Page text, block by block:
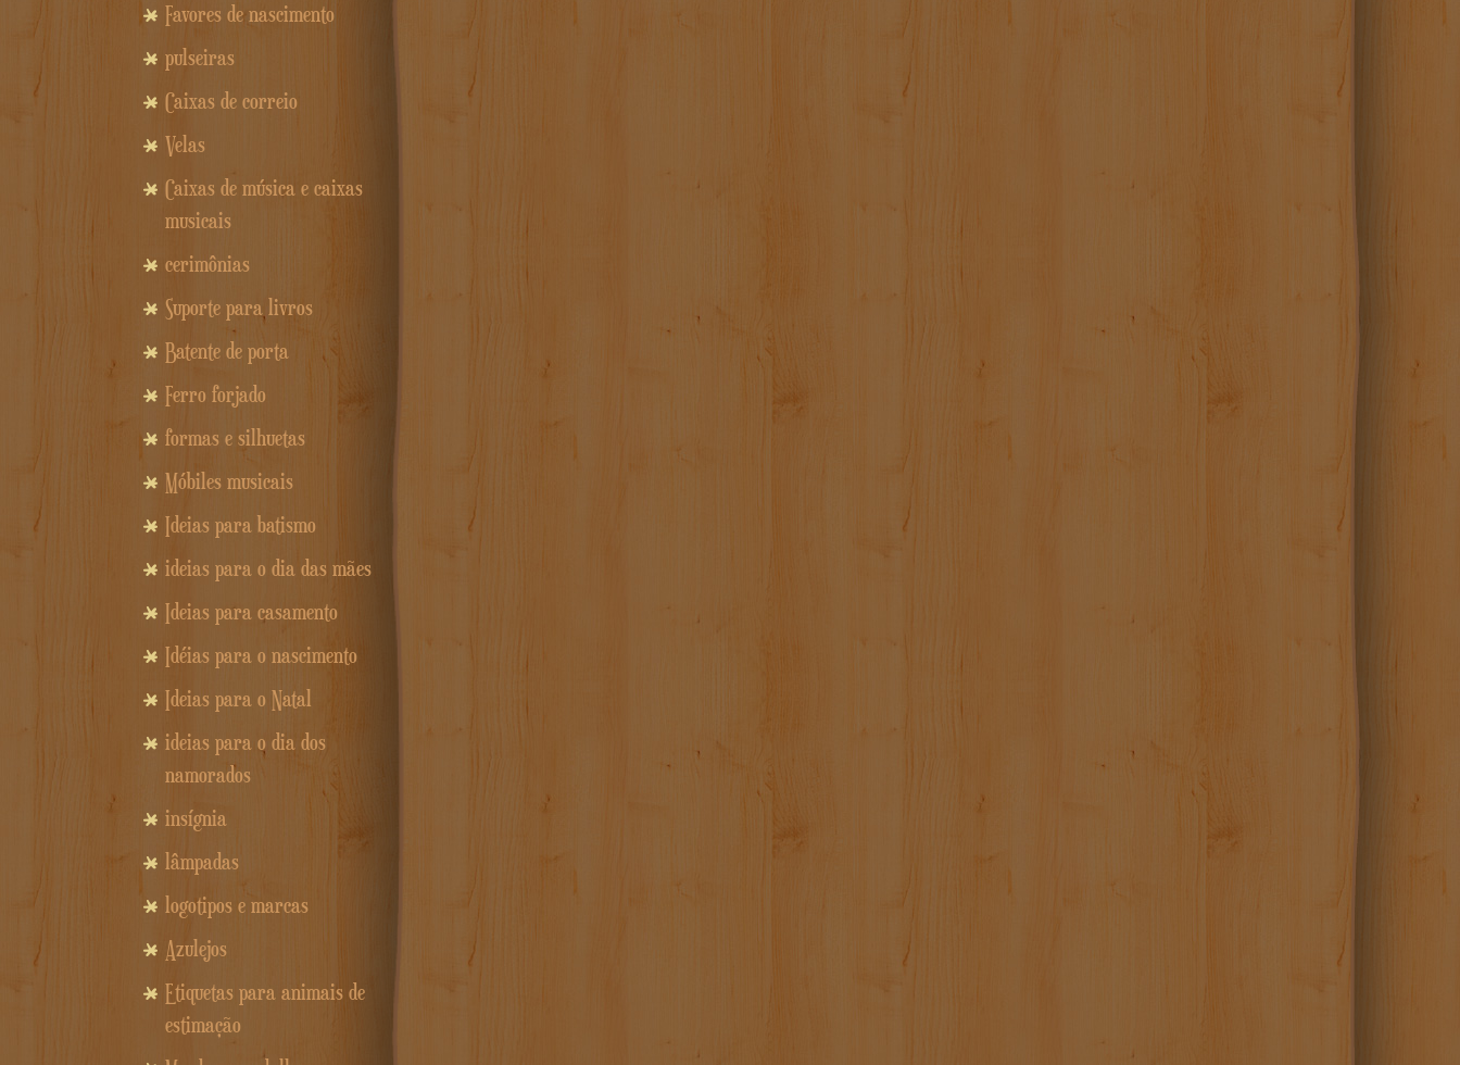
Favores de nascimento
pulseiras
Caixas de correio
Velas
Caixas de música e caixas
musicais
cerimônias
Suporte para livros
Batente de porta
Ferro forjado
formas e silhuetas
Móbiles musicais
Ideias para batismo
ideias para o dia das mães
Ideias para casamento
Idéias para o nascimento
Ideias para o Natal
ideias para o dia dos
namorados
insígnia
lâmpadas
logotipos e marcas
Azulejos
Etiquetas para animais de
estimação